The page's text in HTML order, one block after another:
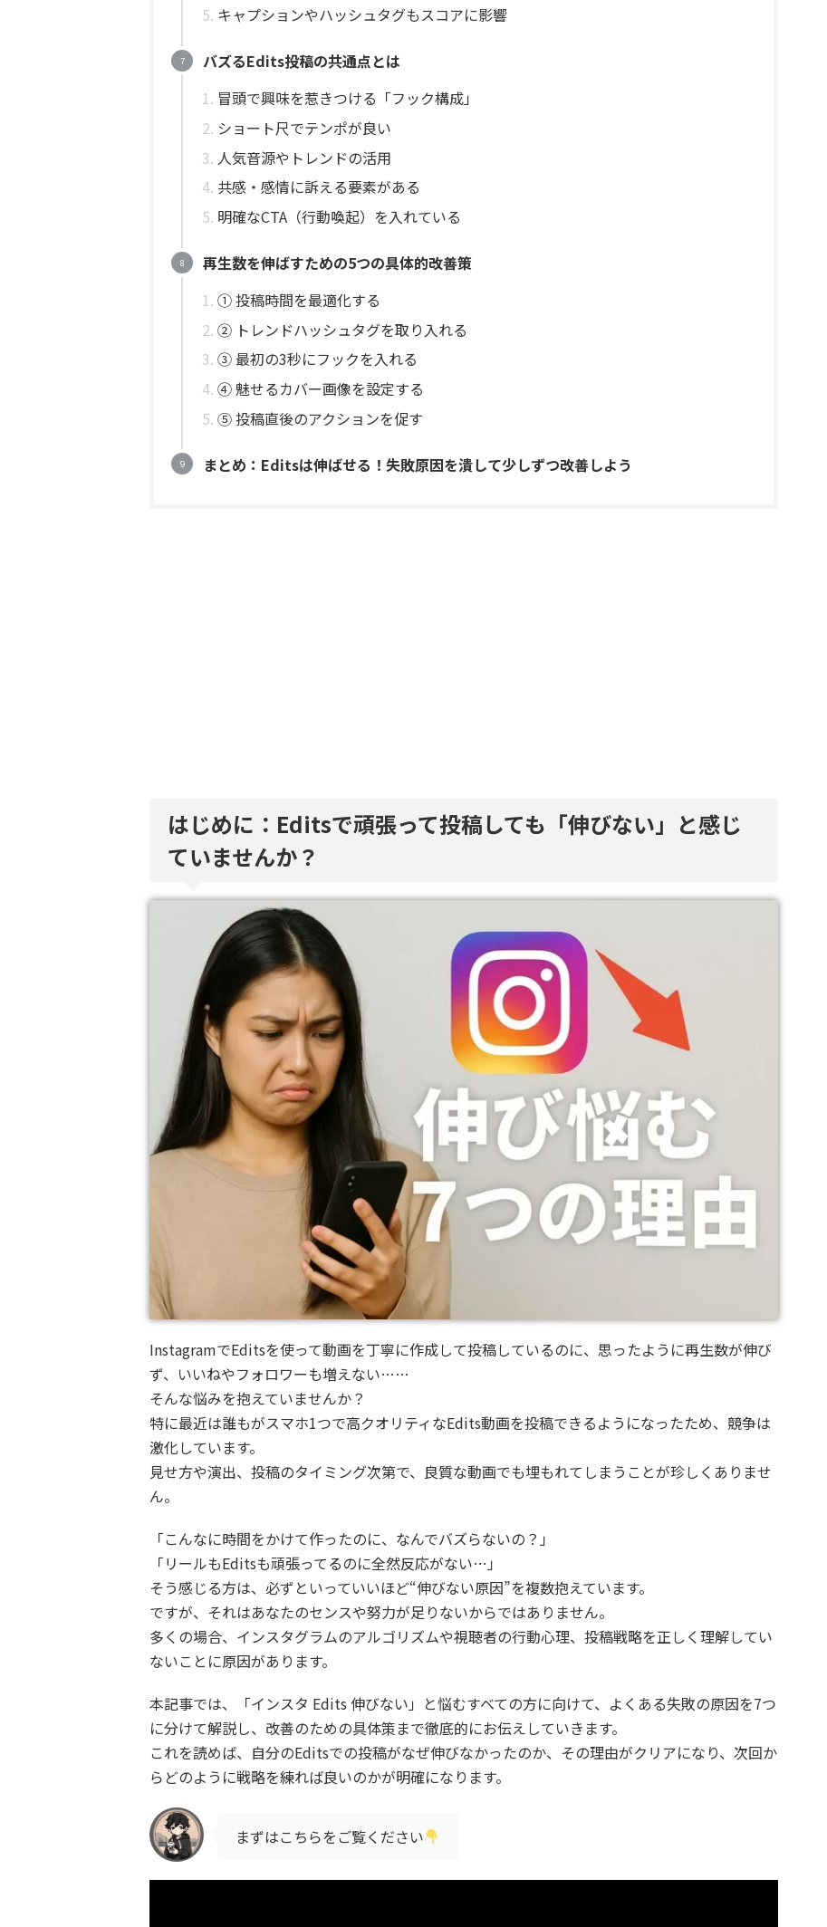
キャプションやハッシュタグもスコアに影響
バズるEdits投稿の共通点とは
冒頭で興味を惹きつける「フック構成」
ショート尺でテンポが良い
人気音源やトレンドの活用
共感・感情に訴える要素がある
明確なCTA（行動喚起）を入れている
再生数を伸ばすための5つの具体的改善策
① 投稿時間を最適化する
② トレンドハッシュタグを取り入れる
③ 最初の3秒にフックを入れる
④ 魅せるカバー画像を設定する
⑤ 投稿直後のアクションを促す
まとめ：Editsは伸ばせる！失敗原因を潰して少しずつ改善しよう
はじめに：Editsで頑張って投稿しても「伸びない」と感じ
ていませんか？
InstagramでEditsを使って動画を丁寧に作成して投稿しているのに、思ったように再生数が伸び
ず、いいねやフォロワーも増えない……
そんな悩みを抱えていませんか？
特に最近は誰もがスマホ1つで高クオリティなEdits動画を投稿できるようになったため、競争は
激化しています。
見せ方や演出、投稿のタイミング次第で、良質な動画でも埋もれてしまうことが珍しくありませ
ん。
「こんなに時間をかけて作ったのに、なんでバズらないの？」
「リールもEditsも頑張ってるのに全然反応がない…」
そう感じる方は、必ずといっていいほど“伸びない原因”を複数抱えています。
ですが、それはあなたのセンスや努力が足りないからではありません。
多くの場合、インスタグラムのアルゴリズムや視聴者の行動心理、投稿戦略を正しく理解してい
ないことに原因があります。
本記事では、「インスタ Edits 伸びない」と悩むすべての方に向けて、よくある失敗の原因を7つ
に分けて解説し、改善のための具体策まで徹底的にお伝えしていきます。
これを読めば、自分のEditsでの投稿がなぜ伸びなかったのか、その理由がクリアになり、次回か
らどのように戦略を練れば良いのかが明確になります。
まずはこちらをご覧ください